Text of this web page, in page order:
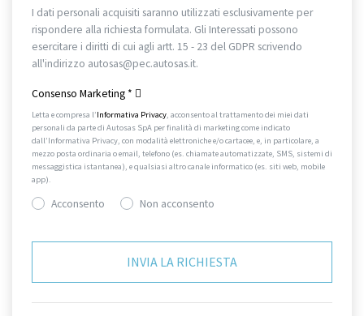
I dati personali acquisiti saranno utilizzati esclusivamente per
rispondere alla richiesta formulata. Gli Interessati possono
esercitare i diritti di cui agli artt. 15 - 23 del GDPR scrivendo
all'indirizzo autosas@pec.autosas.it.
Consenso Marketing *
Letta e compresa l’Informativa Privacy, acconsento al trattamento dei miei dati
personali da parte di Autosas SpA per finalità di marketing come indicato
dall’Informativa Privacy, con modalità elettroniche e/o cartacee, e, in particolare, a
mezzo posta ordinaria o email, telefono (es. chiamate automatizzate, SMS, sistemi di
messaggistica istantanea), e qualsiasi altro canale informatico (es. siti web, mobile
app).
Acconsento Non acconsento